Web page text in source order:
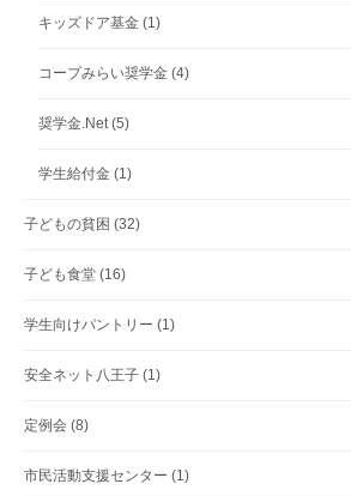
キッズドア基金 (1)
コープみらい奨学金 (4)
奨学金.Net (5)
学生給付金 (1)
子どもの貧困 (32)
子ども食堂 (16)
学生向けパントリー (1)
安全ネット八王子 (1)
定例会 (8)
市民活動支援センター (1)